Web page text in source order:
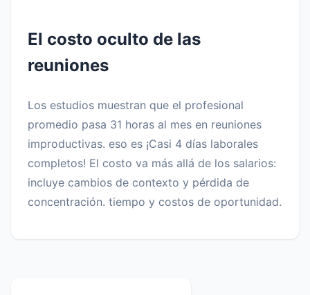
El costo oculto de las
reuniones
Los estudios muestran que el profesional
promedio pasa 31 horas al mes en reuniones
improductivas. eso es ¡Casi 4 días laborales
completos! El costo va más allá de los salarios:
incluye cambios de contexto y pérdida de
concentración. tiempo y costos de oportunidad.